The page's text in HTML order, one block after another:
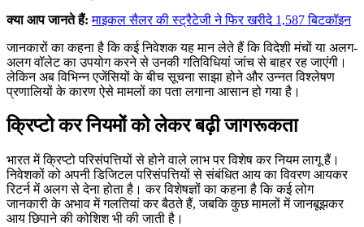
क्या आप जानते हैं:माइकल सैलर की स्ट्रैटेजी ने फिर खरीदे 1,587 बिटकॉइन
जानकारों का कहना है कि कई निवेशक यह मान लेते हैं कि विदेशी मंचों या अलग-
अलग वॉलेट का उपयोग करने से उनकी गतिविधियां जांच से बाहर रह जाएंगी।
लेकिन अब विभिन्न एजेंसियों के बीच सूचना साझा होने और उन्नत विश्लेषण
प्रणालियों के कारण ऐसे मामलों का पता लगाना आसान हो गया है।
क्रिप्टो कर नियमों को लेकर बढ़ी जागरूकता
भारत में क्रिप्टो परिसंपत्तियों से होने वाले लाभ पर विशेष कर नियम लागू हैं।
निवेशकों को अपनी डिजिटल परिसंपत्तियों से संबंधित आय का विवरण आयकर
रिटर्न में अलग से देना होता है। कर विशेषज्ञों का कहना है कि कई लोग
जानकारी के अभाव में गलतियां कर बैठते हैं, जबकि कुछ मामलों में जानबूझकर
आय छिपाने की कोशिश भी की जाती है।